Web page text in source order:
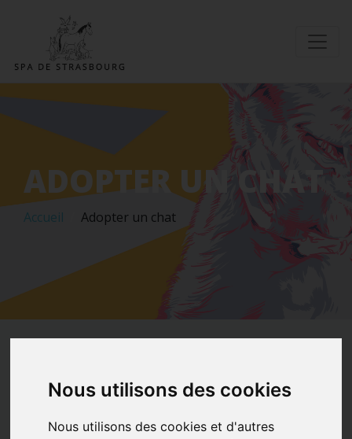
Nous utilisons des cookies
Nous utilisons des cookies et d'autres
ADOPTER UN CHAT
Accueil Adopter un chat
compagnon dans votre foyer ?